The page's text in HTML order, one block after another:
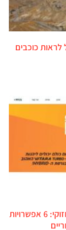
כוכבים
הוצג הסדר פשרה בפרשת ההיברידיות של סוזוקי: 6 אפשרויות